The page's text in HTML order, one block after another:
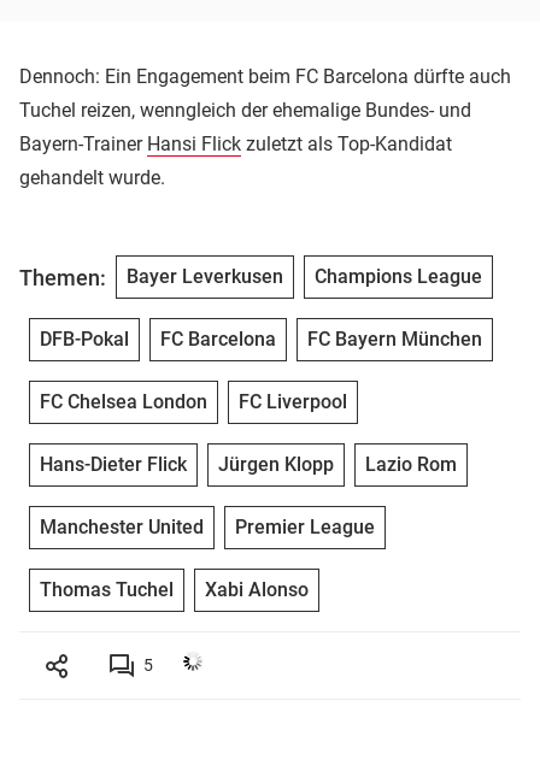
Dennoch: Ein Engagement beim FC Barcelona dürfte auch
Tuchel reizen, wenngleich der ehemalige Bundes- und
Bayern-Trainer Hansi Flick zuletzt als Top-Kandidat
gehandelt wurde.
Themen: Bayer Leverkusen Champions League
DFB-Pokal FC Barcelona FC Bayern München
FC Chelsea London FC Liverpool
Hans-Dieter Flick Jürgen Klopp Lazio Rom
Manchester United Premier League
Thomas Tuchel Xabi Alonso
5